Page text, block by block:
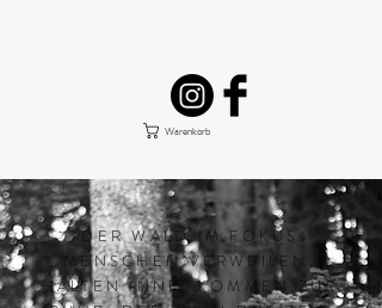
Warenkorb
"DER WALD IM FOKUS.
MENSCHEN VERWEILEN,
HALTEN INNE, KOMMEN ZUR